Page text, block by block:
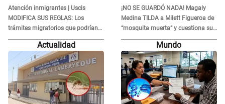
Moisés: “Gracias”
Atención inmigrantes | Uscis
MODIFICA SUS REGLAS: Los
trámites migratorios que podrían
necesitar tu prueba de ADN
¡NO SE GUARDÓ NADA! Magaly
Medina TILDA a Milett Figueroa de
“mosquita muerta” y cuestiona su
RECONCILIACIÓN con Marcelo
Tinelli en TV argentina
Actualidad Mundo